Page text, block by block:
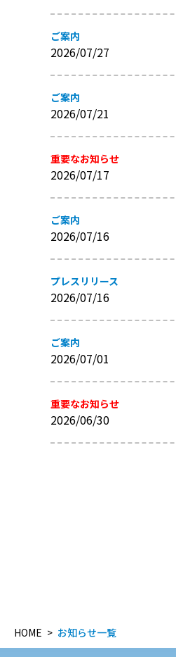
ご案内
2026/07/27
ご案内
2026/07/21
重要なお知らせ
2026/07/17
ご案内
2026/07/16
プレスリリース
2026/07/16
ご案内
2026/07/01
重要なお知らせ
2026/06/30
HOME お知らせ一覧